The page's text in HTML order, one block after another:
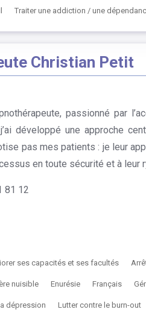
Traiter une addiction / une
Christian Petit
passionné par
développé une approche
pas mes patients : je leur
en toute sécurité et à leur
81 12
ses capacités et ses facultés
nuisible Enurésie Français
dépression Lutter contre le burn-out